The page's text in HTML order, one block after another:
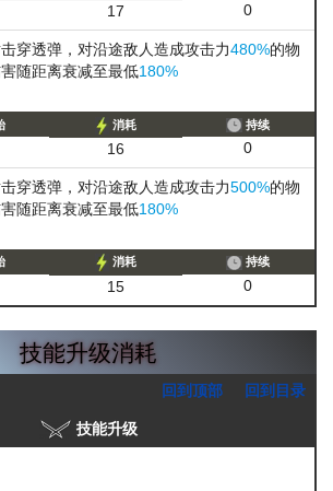
17 0
穿透弹，对沿途敌人造成攻击力480%的物
随距离衰减至最低180%
消耗
16
持续
0
穿透弹，对沿途敌人造成攻击力500%的物
随距离衰减至最低180%
消耗
15
持续
0
技能升级消耗
回到顶部 回到目录
技能升级